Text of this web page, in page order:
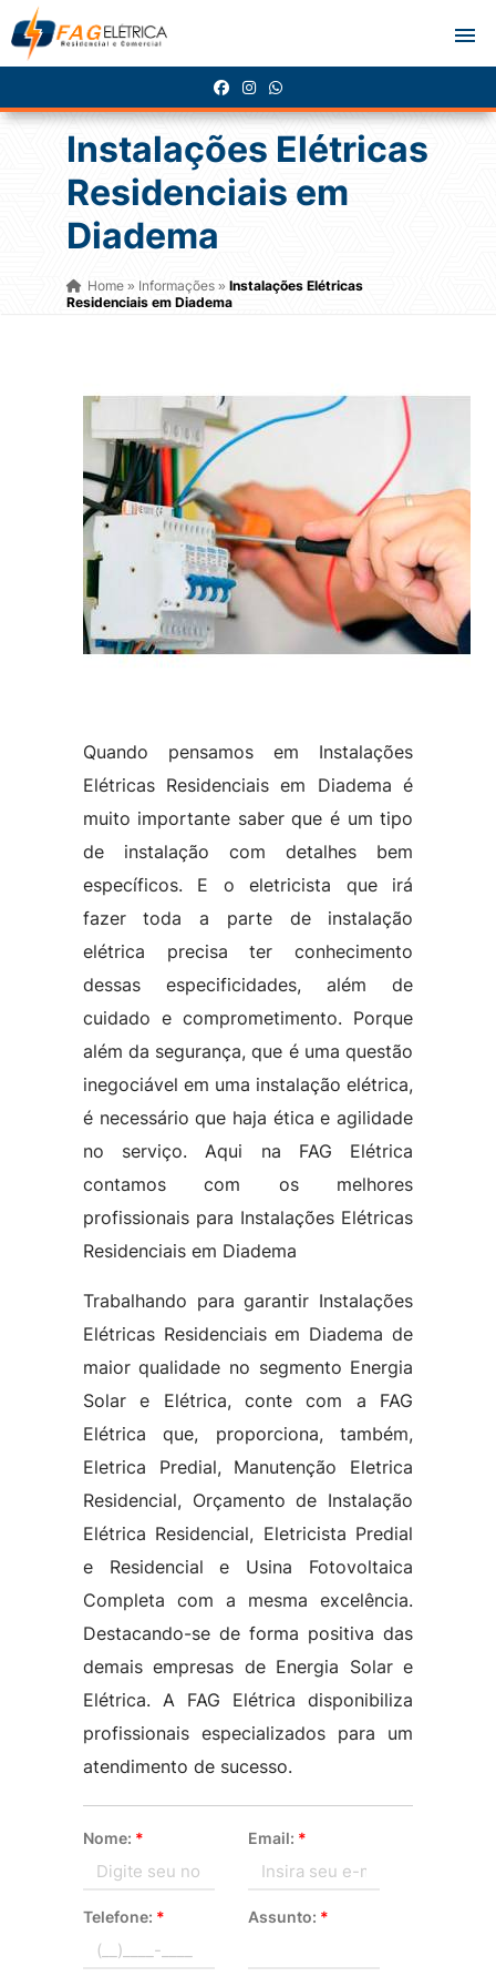
Instalações Elétricas
Residenciais em
Diadema
Home» Informações » Instalações Elétricas
Residenciais em Diadema
Quando pensamos em Instalações
Elétricas Residenciais em Diadema é
muito importante saber que é um tipo
de instalação com detalhes bem
específicos. E o eletricista que irá
fazer toda a parte de instalação
elétrica precisa ter conhecimento
dessas especificidades, além de
cuidado e comprometimento. Porque
além da segurança, que é uma questão
inegociável em uma instalação elétrica,
é necessário que haja ética e agilidade
no serviço. Aqui na FAG Elétrica
contamos com os melhores
profissionais para Instalações Elétricas
Residenciais em Diadema
Trabalhando para garantir Instalações
Elétricas Residenciais em Diadema de
maior qualidade no segmento Energia
Solar e Elétrica, conte com a FAG
Elétrica que, proporciona, também,
Eletrica Predial, Manutenção Eletrica
Residencial, Orçamento de Instalação
Elétrica Residencial, Eletricista Predial
e Residencial e Usina Fotovoltaica
Completa com a mesma excelência.
Destacando-se de forma positiva das
demais empresas de Energia Solar e
Elétrica. A FAG Elétrica disponibiliza
profissionais especializados para um
atendimento de sucesso.
Nome: * Email: *
Telefone: * Assunto: *